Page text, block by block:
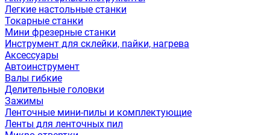
Легкие настольные станки
Токарные станки
Мини фрезерные станки
Инструмент для склейки, пайки, нагрева
Аксессуары
Автоинструмент
Валы гибкие
Делительные головки
Зажимы
Ленточные мини-пилы и комплектующие
Ленты для ленточных пил